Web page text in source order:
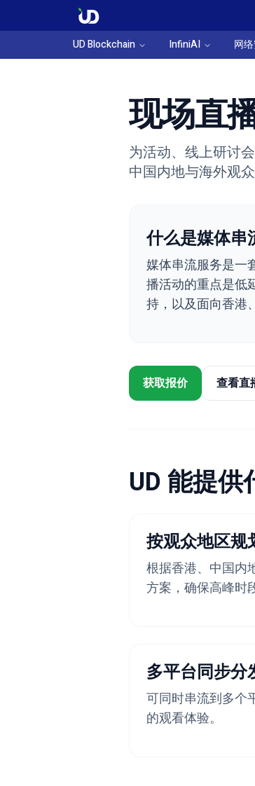
UD Blockchain
InfiniAI 网
现场直
为活动、线上研讨
中国内地与海外观
什么是媒体串
媒体串流服务是一
播活动的重点是低
持，以及面向香港
获取报价 查看直
UD 能提供
按观众地区规
根据香港、中国内
方案，确保高峰时
多平台同步分
可同时串流到多个
的观看体验。